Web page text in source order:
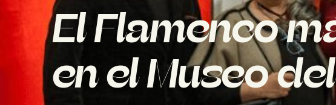
El Flamenco
en el Museo